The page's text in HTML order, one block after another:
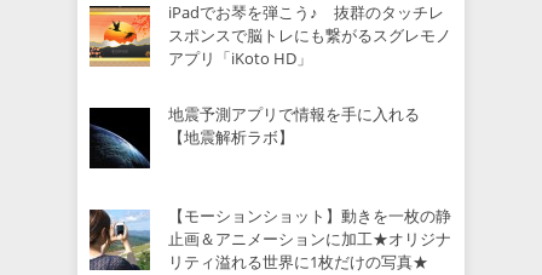
iPadでお琴を弾こう♪ 抜群のタッチレ
スポンスで脳トレにも繋がるスグレモノ
アプリ「iKoto HD」
地震予測アプリで情報を手に入れる
【地震解析ラボ】
【モーションショット】動きを一枚の静
止画＆アニメーションに加工★オリジナ
リティ溢れる世界に1枚だけの写真★